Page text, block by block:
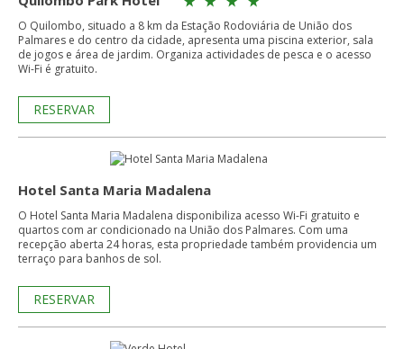
O Quilombo, situado a 8 km da Estação Rodoviária de União dos
Palmares e do centro da cidade, apresenta uma piscina exterior, sala
de jogos e área de jardim. Organiza actividades de pesca e o acesso
Wi-Fi é gratuito.
RESERVAR
Hotel Santa Maria Madalena
O Hotel Santa Maria Madalena disponibiliza acesso Wi-Fi gratuito e
quartos com ar condicionado na União dos Palmares. Com uma
recepção aberta 24 horas, esta propriedade também providencia um
terraço para banhos de sol.
RESERVAR